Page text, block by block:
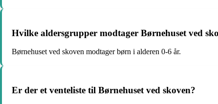
Hvilke aldersgrupper modtager Børnehuset ved
Børnehuset ved skoven modtager børn i alderen 0-6 år.
Er der et venteliste til Børnehuset ved skoven?